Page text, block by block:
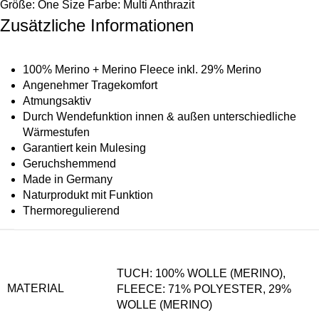
Größe: One Size Farbe: Multi Anthrazit
Zusätzliche Informationen
100% Merino + Merino Fleece inkl. 29% Merino
Angenehmer Tragekomfort
Atmungsaktiv
Durch Wendefunktion innen & außen unterschiedliche
Wärmestufen
Garantiert kein Mulesing
Geruchshemmend
Made in Germany
Naturprodukt mit Funktion
Thermoregulierend
MATERIAL
TUCH: 100% WOLLE (MERINO),
FLEECE: 71% POLYESTER, 29%
WOLLE (MERINO)